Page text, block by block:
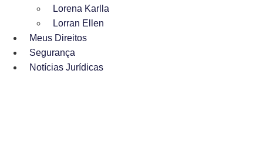
Lorena Karlla
Lorran Ellen
Meus Direitos
Segurança
Notícias Jurídicas